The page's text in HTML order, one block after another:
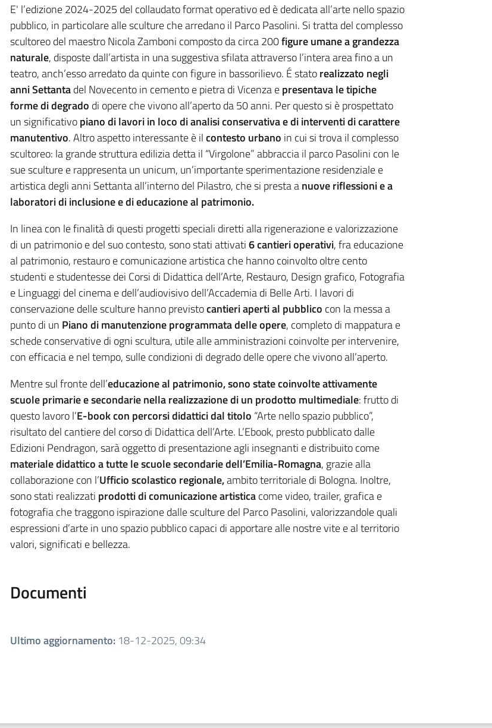
E' l’edizione 2024-2025 del collaudato format operativo ed è dedicata all’arte nello spazio
pubblico, in particolare alle sculture che arredano il Parco Pasolini. Si tratta del complesso
scultoreo del maestro Nicola Zamboni composto da circa 200figure umane a grandezza
naturale, disposte dall’artista in una suggestiva sfilata attraverso l’intera area fino a un
teatro, anch’esso arredato da quinte con figure in bassorilievo. É statorealizzato negli
anni Settantadel Novecento in cemento e pietra di Vicenza epresentava le tipiche
forme di degrado di opere che vivono all’aperto da 50 anni. Per questo si è prospettato
un significativopiano di lavori in loco di analisi conservativa e di interventi di carattere
manutentivo. Altro aspetto interessante è ilcontesto urbano in cui si trova il complesso
scultoreo: la grande struttura edilizia detta il “Virgolone”abbraccia il parco Pasolini con le
sue sculture e rappresenta un unicum, un’importante sperimentazione residenziale e
artistica degli anni Settanta all’interno del Pilastro, che si presta anuove riflessioni e a
laboratori di inclusione e di educazione al patrimonio.
In linea con le finalità di questi progetti speciali diretti alla rigenerazione e valorizzazione
di un patrimonio e del suo contesto, sono stati attivati6 cantieri operativi, fra educazione
al patrimonio, restauro e comunicazione artistica che hanno coinvolto oltre cento
studenti e studentesse dei Corsi di Didattica dell’Arte, Restauro, Design grafico, Fotografia
e Linguaggi del cinema e dell’audiovisivo dell’Accademia di Belle Arti. I lavori di
conservazione delle sculture hanno previstocantieri aperti al pubblico con la messa a
punto di un Piano di manutenzione programmata delle opere, completo di mappatura e
schede conservative di ogni scultura, utile alle amministrazioni coinvolte per intervenire,
con efficacia e nel tempo, sulle condizioni di degrado delle opere che vivono all’aperto.
Mentre sul fronte dell’educazione al patrimonio, sono state coinvolte attivamente
scuole primarie e secondarie nella realizzazione di un prodotto multimediale: frutto di
questo lavoro l’E-book con percorsi didattici dal titolo “Arte nello spazio pubblico”,
risultato del cantiere del corso di Didattica dell’Arte. L’Ebook, presto pubblicato dalle
Edizioni Pendragon, sarà oggetto di presentazione agli insegnanti e distribuito come
materiale didattico a tutte le scuole secondarie dell’Emilia-Romagna, grazie alla
collaborazione con l’Ufficio scolastico regionale,ambito territoriale di Bologna. Inoltre,
sono stati realizzati prodotti di comunicazione artisticacome video, trailer, grafica e
fotografia che traggono ispirazione dalle sculture del Parco Pasolini, valorizzandole quali
espressioni d’arte in uno spazio pubblico capaci di apportare alle nostre vite e al territorio
valori, significati e bellezza.
Documenti
Ultimo aggiornamento: 18-12-2025, 09:34